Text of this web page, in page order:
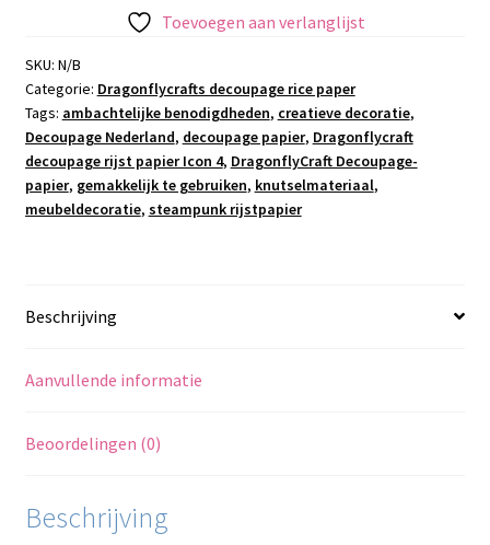
4
aantal
Toevoegen aan verlanglijst
SKU: N/B
Categorie: Dragonflycrafts decoupage rice paper
Tags: ambachtelijke benodigdheden, creatieve decoratie,
Decoupage Nederland, decoupage papier, Dragonflycraft
decoupage rijst papier Icon 4, DragonflyCraft Decoupage-
papier, gemakkelijk te gebruiken, knutselmateriaal,
meubeldecoratie, steampunk rijstpapier
Beschrijving
Aanvullende informatie
Beoordelingen (0)
Beschrijving